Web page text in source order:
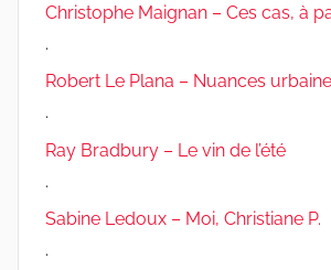
Christophe Maignan – Ces cas, à
.
Robert Le Plana – Nuances
.
Ray Bradbury – Le vin de l’été
.
Sabine Ledoux – Moi, Christiane P.
.